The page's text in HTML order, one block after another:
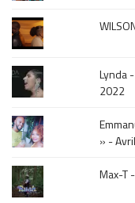
Lynda
2022
» -
Max-T